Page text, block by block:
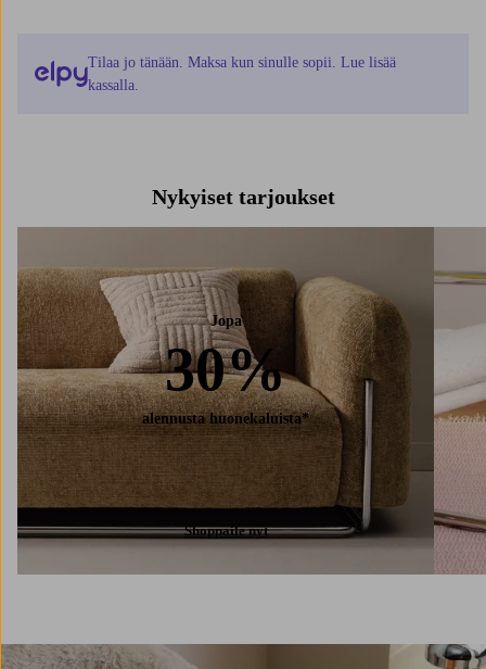
Tilaa jo tänään. Maksa kun sinulle sopii. Lue lisää
kassalla.
Nykyiset tarjoukset
Jopa
30%
alennusta huonekaluista*
Shoppaile nyt